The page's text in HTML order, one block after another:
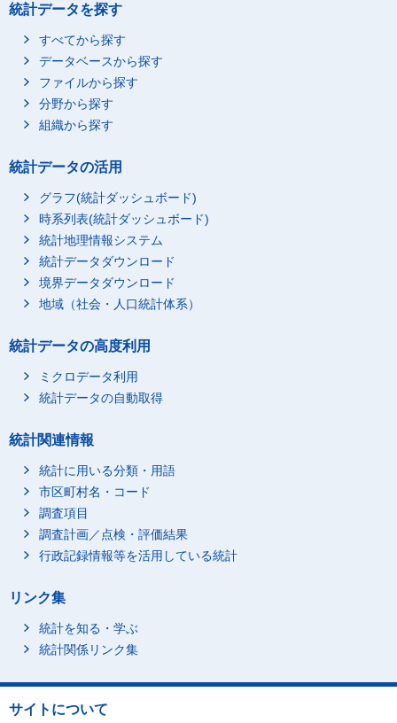
統計データを探す
すべてから探す
データベースから探す
ファイルから探す
分野から探す
組織から探す
統計データの活用
グラフ(統計ダッシュボード)
時系列表(統計ダッシュボード)
統計地理情報システム
統計データダウンロード
境界データダウンロード
地域（社会・人口統計体系）
統計データの高度利用
ミクロデータ利用
統計データの自動取得
統計関連情報
統計に用いる分類・用語
市区町村名・コード
調査項目
調査計画／点検・評価結果
行政記録情報等を活用している統計
リンク集
統計を知る・学ぶ
統計関係リンク集
サイトについて